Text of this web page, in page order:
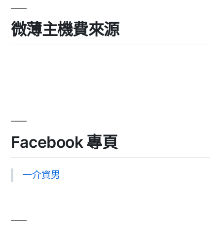
微薄主機費來源
Facebook 專頁
一介資男